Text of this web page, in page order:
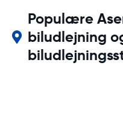
Populære
biludlejning